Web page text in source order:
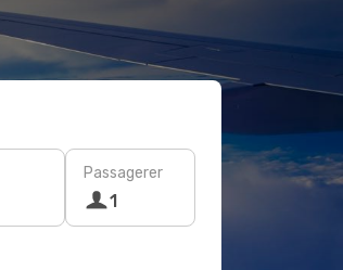
Passagerer
1